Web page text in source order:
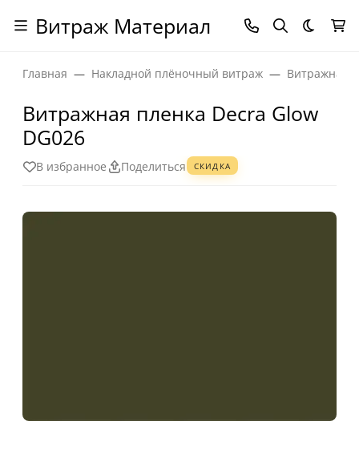
Витраж Материал Темная
Главная Накладной плёночный витраж Витражная
Витражная пленка Decra Glow
DG026
В избранное Поделиться СКИДКА